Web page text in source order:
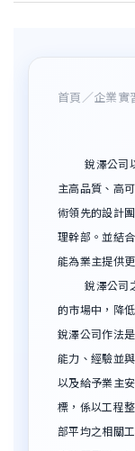
首頁 ／企業實
銳澤公司
主高品質、高
術領先的設計
理幹部。並結
能為業主提供
銳澤公司之
的市場中，降
銳澤公司作法
能力、經驗並
以及給予業主
標，係以工程
部平均之相關